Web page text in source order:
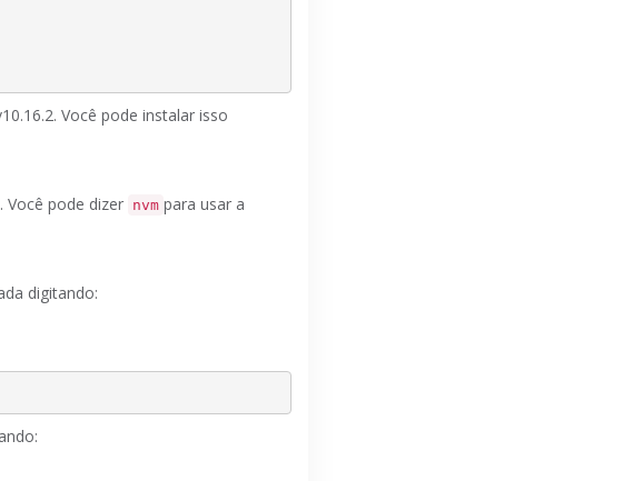
Você pode instalar isso
Você pode dizer nvm para usar a
digitando: